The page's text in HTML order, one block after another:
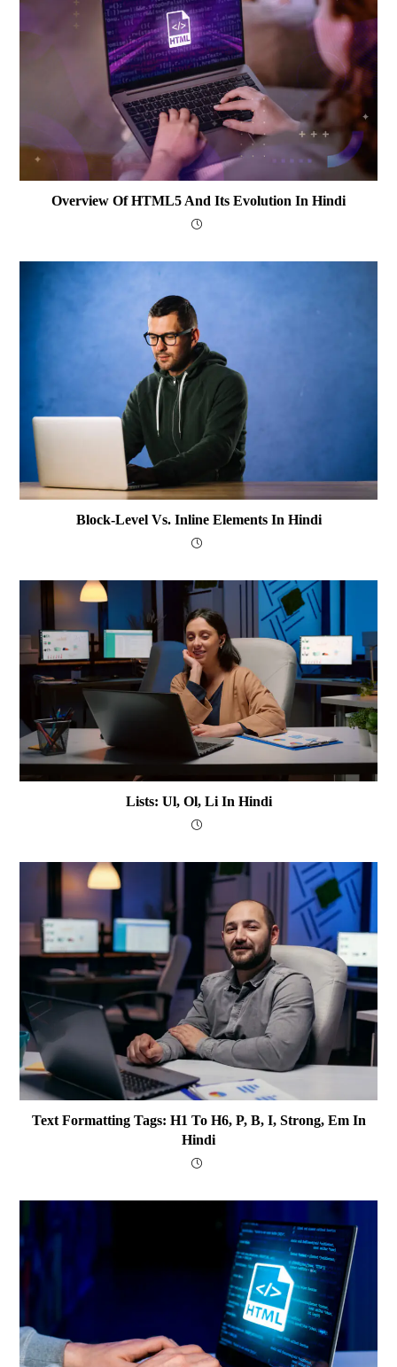
Overview Of HTML5 And Its Evolution In Hindi
Block-Level Vs. Inline Elements In Hindi
Lists: Ul, Ol, Li In Hindi
Text Formatting Tags: H1 To H6, P, B, I, Strong, Em In
Hindi